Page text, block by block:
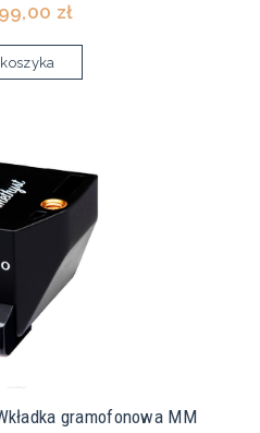
zł
gramofonowa MM